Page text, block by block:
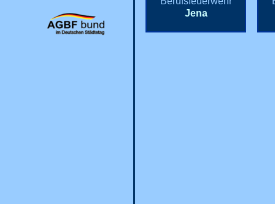
Jena